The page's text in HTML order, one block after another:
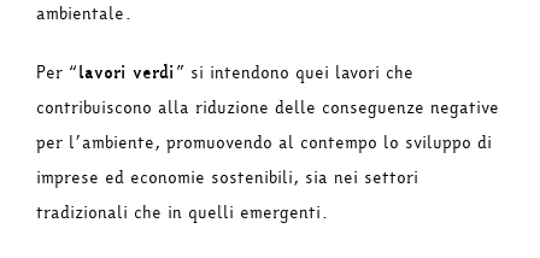
ambientale.
Per “lavori verdi” si intendono quei lavori che
contribuiscono alla riduzione delle conseguenze negative
per l’ambiente, promuovendo al contempo lo sviluppo di
imprese ed economie sostenibili, sia nei settori
tradizionali che in quelli emergenti.